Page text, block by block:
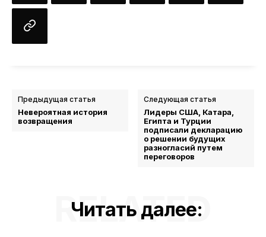
Предыдущая статья
Невероятная история
возвращения
Следующая статья
Лидеры США, Катара,
Египта и Турции
подписали декларацию
о решении будущих
разногласий путем
переговоров
Читать далее:
RELATED